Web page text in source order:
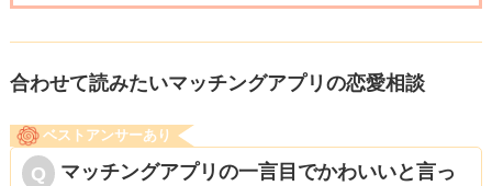
メッセージがなかなか返ってこなくても、お相手様に提示
した日程以外の都合の良い日程でもう１人の方とデートの
約束も入れやすくなると思いますよ。
何か参考になりましたら幸いです。
合わせて読みたいマッチングアプリの恋愛相談
ベストアンサーあり
マッチングアプリの一言目でかわいいと言っ